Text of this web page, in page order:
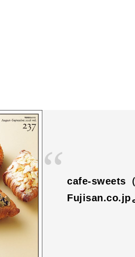
cafe-sweets
Fujisan.co.jp